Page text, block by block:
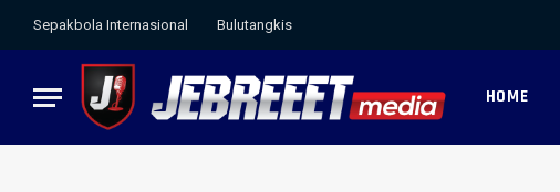
Sepakbola Internasional Bulutangkis
HOME